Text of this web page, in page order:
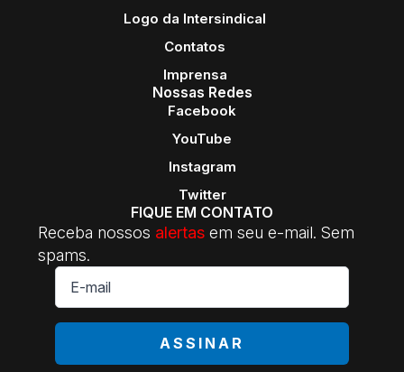
Logo da Intersindical
Contatos
Imprensa
Nossas Redes
Facebook
YouTube
Instagram
Twitter
FIQUE EM CONTATO
Receba nossos alertas em seu e-mail. Sem
spams.
E-
mail
ASSINAR